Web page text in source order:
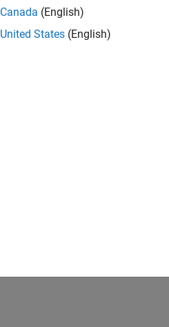
Canada (English)
United States (English)